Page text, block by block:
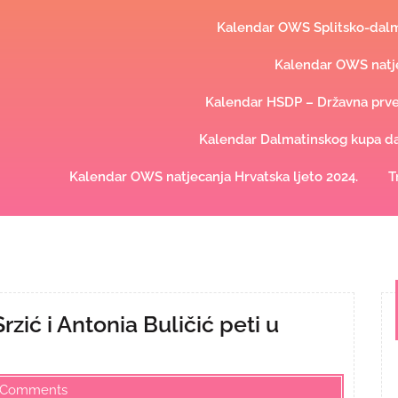
Kalendar OWS Splitsko-
Kalendar OWS
Kalendar HSDP – Državna
Kalendar Dalmatinskog kupa
Kalendar OWS natjecanja Hrvatska ljeto 2024.
i Antonia Buličić peti u